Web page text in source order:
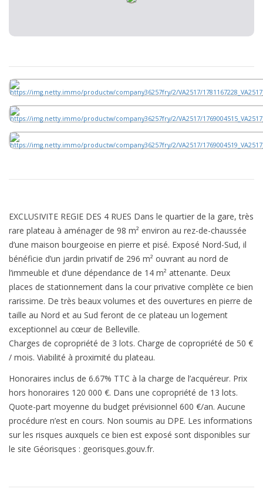
EXCLUSIVITE REGIE DES 4 RUES Dans le quartier de la gare, très
rare plateau à aménager de 98 m² environ au rez-de-chaussée
d’une maison bourgeoise en pierre et pisé. Exposé Nord-Sud, il
bénéficie d’un jardin privatif de 296 m² ouvrant au nord de
l’immeuble et d’une dépendance de 14 m² attenante. Deux
places de stationnement dans la cour privative complète ce bien
rarissime. De très beaux volumes et des ouvertures en pierre de
taille au Nord et au Sud feront de ce plateau un logement
exceptionnel au cœur de Belleville.
Charges de copropriété de 3 lots. Charge de copropriété de 50 €
/ mois. Viabilité à proximité du plateau.
Honoraires inclus de 6.67% TTC à la charge de l’acquéreur. Prix
hors honoraires 120 000 €. Dans une copropriété de 13 lots.
Quote-part moyenne du budget prévisionnel 600 €/an. Aucune
procédure n’est en cours. Non soumis au DPE. Les informations
sur les risques auxquels ce bien est exposé sont disponibles sur
le site Géorisques : georisques.gouv.fr.